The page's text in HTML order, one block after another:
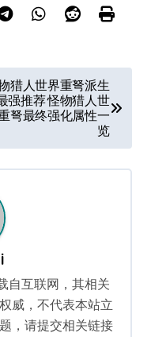
猎人世界重弩派生
强推荐 怪物猎人世
弩最终强化属性一
览
自互联网，其相关
威，不代表本站立
，请提交相关链接